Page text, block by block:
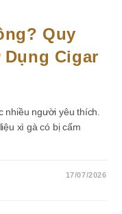
Quy
Cigar
nhiều người yêu thích.
xì gà có bị cấm
17/07/2026